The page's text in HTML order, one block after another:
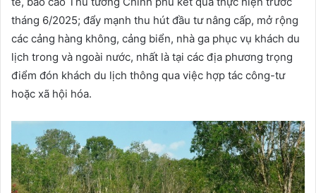
tháng 6/2025; đẩy mạnh thu hút đầu tư nâng cấp, mở rộng
các cảng hàng không, cảng biển, nhà ga phục vụ khách du
lịch trong và ngoài nước, nhất là tại các địa phương trọng
điểm đón khách du lịch thông qua việc hợp tác công-tư
hoặc xã hội hóa.